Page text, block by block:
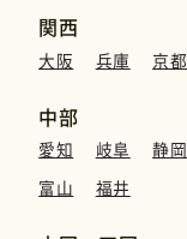
関西
大阪 兵庫 京都
中部
愛知 岐阜 静岡
富山
福井